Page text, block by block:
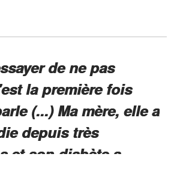
de ne pas
la première fois
(...) Ma mère, elle a
depuis très
et son diabète a